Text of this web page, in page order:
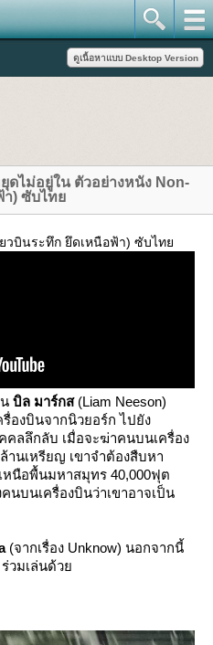
ไม่อยู่ใน ตัวอย่างหนัง Non-
า) ซับไท
ยวบินระทึก ยึดเหนือฟ้า) ซับไท
บิล มาร์กส(Liam Neeson)
องบินจากนิวยอร์ก ไปยัง
ลลึกลับ เมื่อจะฆ่าคนบนเครื่อง
านเหรียญ เขาจำต้องสืบหา
หนือพื้นมหาสมุทร 40,000ฟุต
บนเครื่องบินว่าเขาอาจเป็น
(จากเรื่อง Unknow) นอกจากนี้
ร่วมเล่นด้ว